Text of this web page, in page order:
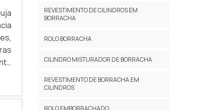
REVESTIMENTO DE CILINDROS EM
BORRACHA
ROLO BORRACHA
CILINDRO MISTURADOR DE BORRACHA
REVESTIMENTO DE BORRACHA EM
CILINDROS